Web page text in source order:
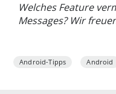
Welches Feature
Messages? Wir
Android-Tipps Android